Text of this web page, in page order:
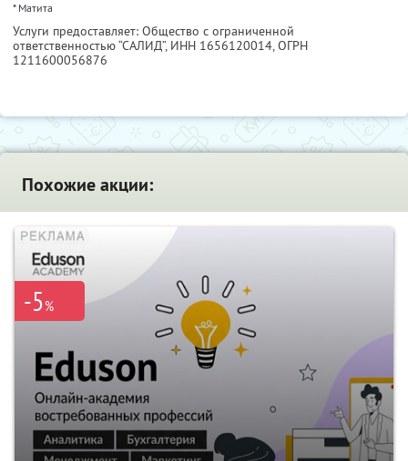
* Матита
Услуги предоставляет: Общество с ограниченной
ответственностью “САЛИД”, ИНН 1656120014, ОГРН
1211600056876
Похожие акции:
-5%